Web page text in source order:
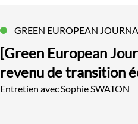
GREEN EUROPEAN
[Green European
revenu de transition
Entretien avec Sophie SWATON